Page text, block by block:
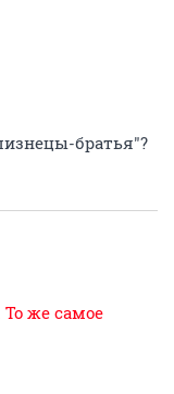
братья"?
же самое